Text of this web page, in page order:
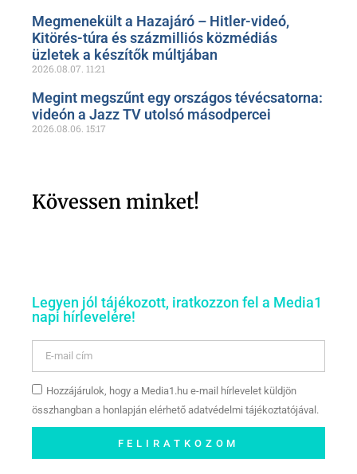
Megmenekült a Hazajáró – Hitler-videó,
Kitörés-túra és százmilliós közmédiás
üzletek a készítők múltjában
2026.08.07. 11:21
Megint megszűnt egy országos tévécsatorna:
videón a Jazz TV utolsó másodpercei
2026.08.06. 15:17
Kövessen minket!
Legyen jól tájékozott, iratkozzon fel a Media1
napi hírlevelére!
Hozzájárulok, hogy a Media1.hu e-mail hírlevelet küldjön
összhangban a honlapján elérhető adatvédelmi tájékoztatójával.
FELIRATKOZOM